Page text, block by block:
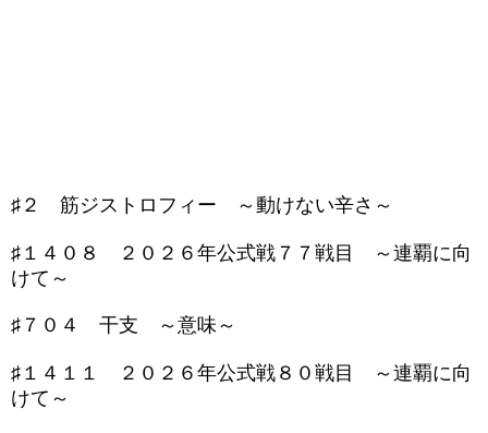
♯２ 筋ジストロフィー ～動けない辛さ～
♯１４０８ ２０２６年公式戦７７戦目 ～連覇に向
けて～
♯７０４ 干支 ～意味～
♯１４１１ ２０２６年公式戦８０戦目 ～連覇に向
けて～